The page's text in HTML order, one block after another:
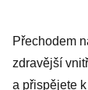
Přechodem
zdravější
a přispějete